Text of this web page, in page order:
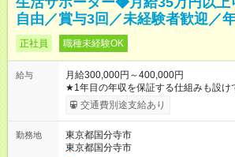
自由／賞与3回／未経験者歓迎／
正社員 職種未経験OK
給与
月給300,000円～400,000円
★1年目の年収を保証する仕組みも設け
ンジいただける環境です。 【正社員】 月給30万円～40万円＋各
種手当＋賞与年3回 【アルバイト】 時給1800円～2500円 ※研修
長さ：3ヶ月 ※ 雇用形態と給与に、本採
ます。 雇用形態：中途採用（契約社員
交通費別途支給あり
勤務地
東京都国分寺市
東京都国分寺市